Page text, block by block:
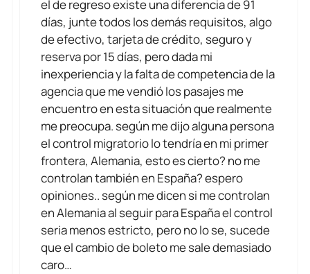
el de regreso existe una diferencia de 91
días, junte todos los demás requisitos, algo
de efectivo, tarjeta de crédito, seguro y
reserva por 15 días, pero dada mi
inexperiencia y la falta de competencia de la
agencia que me vendió los pasajes me
encuentro en esta situación que realmente
me preocupa. según me dijo alguna persona
el control migratorio lo tendría en mi primer
frontera, Alemania, esto es cierto? no me
controlan también en España? espero
opiniones.. según me dicen si me controlan
en Alemania al seguir para España el control
seria menos estricto, pero no lo se, sucede
que el cambio de boleto me sale demasiado
caro…